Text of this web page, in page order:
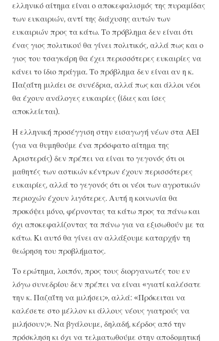
ελληνικό αίτημα είναι ο αποκεφαλισμός της πυραμίδας
των ευκαιριών, αντί της διάχυσης αυτών των
ευκαιριών προς τα κάτω. Το πρόβλημα δεν είναι ότι
ένας γιος πολιτικού θα γίνει πολιτικός, αλλά πως και ο
γιος του τσαγκάρη θα έχει περισσότερες ευκαιρίες να
κάνει το ίδιο πράγμα. Το πρόβλημα δεν είναι αν η κ.
Παζαΐτη μιλάει σε συνέδρια, αλλά πως και άλλοι νέοι
θα έχουν ανάλογες ευκαιρίες (ίδιες και ίσες
αποκλείεται).
Η ελληνική προσέγγιση στην εισαγωγή νέων στα ΑΕΙ
(για να θυμηθούμε ένα πρόσφατο αίτημα της
Αριστεράς) δεν πρέπει να είναι το γεγονός ότι οι
μαθητές των αστικών κέντρων έχουν περισσότερες
ευκαιρίες, αλλά το γεγονός ότι οι νέοι των αγροτικών
περιοχών έχουν λιγότερες. Αυτή η κοινωνία θα
προκόψει μόνο, φέρνοντας τα κάτω προς τα πάνω και
όχι αποκεφαλίζοντας τα πάνω για να εξισωθούν με τα
κάτω. Κι αυτό θα γίνει αν αλλάξουμε καταρχήν τη
θεώρηση του προβλήματος.
Το ερώτημα, λοιπόν, προς τους διοργανωτές του εν
λόγω συνεδρίου δεν πρέπει να είναι «γιατί καλέσατε
την κ. Παζαΐτη να μιλήσει;», αλλά: «Πρόκειται να
καλέσετε στο μέλλον κι άλλους νέους γιατρούς να
μιλήσουν;». Να βγάλουμε, δηλαδή, κέρδος από την
πρόσκληση κι όχι να τελματωθούμε στην αποδομητική